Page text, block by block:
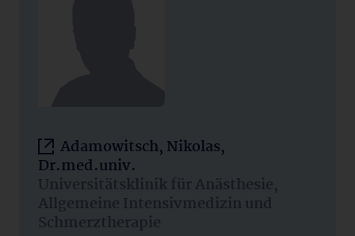
Adamowitsch, Nikolas,
Dr.med.univ.
Universitätsklinik für Anästhesie,
Allgemeine Intensivmedizin und
Schmerztherapie